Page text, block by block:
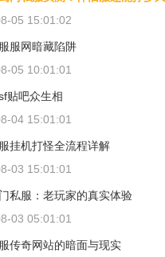
05 15:01:02
服网暗藏陷阱
05 10:01:01
贴吧众生相
04 15:01:01
挂机打怪全流程详解
03 15:01:01
私服：老玩家的真实体验
03 05:01:01
传奇网站的暗面与现实